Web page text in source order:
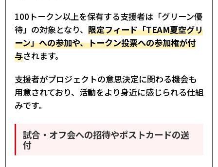
100トークン以上を保有する支援者は「グリーン優
待」の対象となり、 限定フィード「TEAM夏空グリ
ーン」への参加や、トークン投票への参加権が付
与されます。
支援者がプロジェクトの意思決定に関わる機会も
用意されており、活動をより身近に感じられる仕組
みです。
試合・オフ会への招待やポストカードの送
付